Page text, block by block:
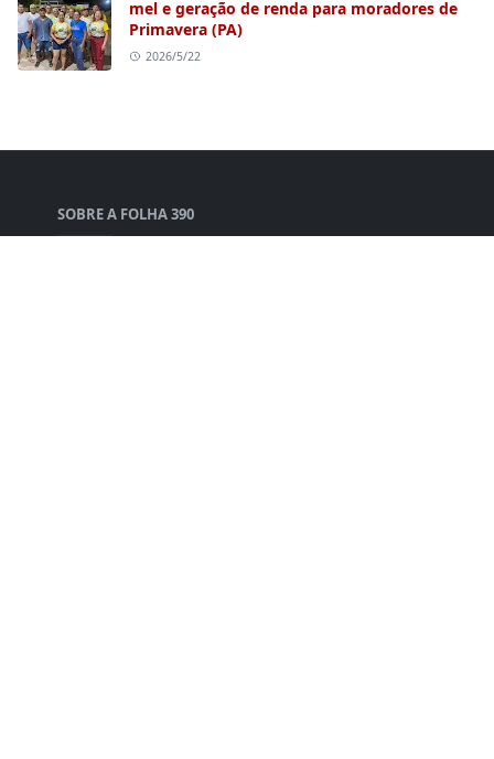
mel e geração de renda para moradores de
Primavera (PA)
2026/5/22
SOBRE A FOLHA 390